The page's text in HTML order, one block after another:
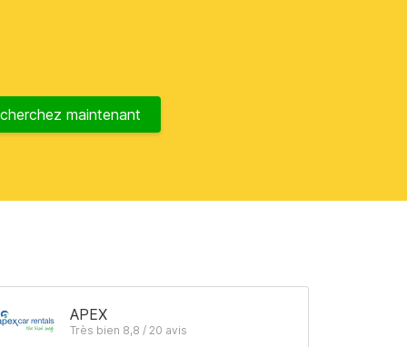
maintenant
APEX
Très bien 8,8 / 20 avis